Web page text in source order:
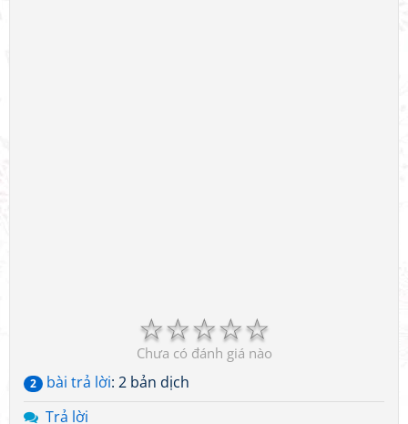
☆
☆
☆
☆
☆
Chưa có đánh giá nào
2 bài trả lời: 2 bản dịch
Trả lời